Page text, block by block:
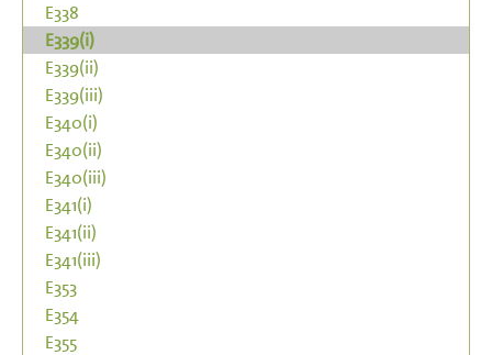
E338
E339(i)
E339(ii)
E339(iii)
E340(i)
E340(ii)
E340(iii)
E341(i)
E341(ii)
E341(iii)
E353
E354
E355